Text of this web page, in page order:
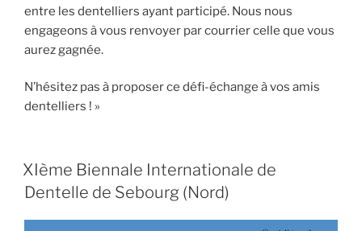
entre les dentelliers ayant participé. Nous nous
engageons à vous renvoyer par courrier celle que vous
aurez gagnée.
N’hésitez pas à proposer ce défi-échange à vos amis
dentelliers ! »
XIème Biennale Internationale de
Dentelle de Sebourg (Nord)